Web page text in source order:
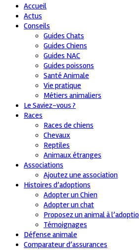
Accueil
Actus
Conseils
Guides Chats
Guides Chiens
Guides NAC
Guides poissons
Santé Animale
Vie pratique
Métiers animaliers
Le Saviez-vous ?
Races
Races de chiens
Chevaux
Reptiles
Animaux étranges
Associations
Ajoutez une association
Histoires d’adoptions
Adopter un Chien
Adopter un chat
Proposez un animal à
Témoignages
Défense animale
Comparateur d’assurances